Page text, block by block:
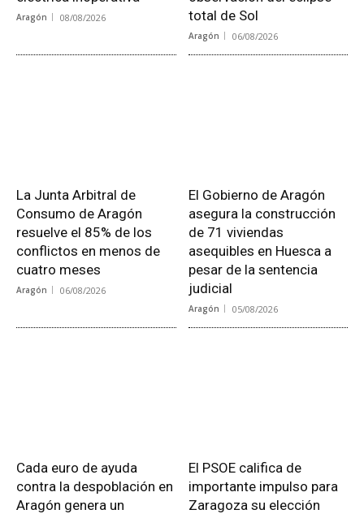
Aragón 08/08/2026
total de Sol
Aragón 06/08/2026
La Junta Arbitral de
Consumo de Aragón
resuelve el 85% de los
conflictos en menos de
cuatro meses
Aragón 06/08/2026
El Gobierno de Aragón
asegura la construcción
de 71 viviendas
asequibles en Huesca a
pesar de la sentencia
judicial
Aragón 05/08/2026
Cada euro de ayuda
contra la despoblación en
Aragón genera un
El PSOE califica de
importante impulso para
Zaragoza su elección